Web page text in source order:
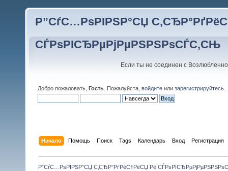
Р”СѓС…РѕРІРЅР°СЏ
СЃРѕРІСЂРµРјРµРЅРЅРѕСЃС‚СЊ
Если ты не соединен с
Добро пожаловать, Гость . Пожалуйста, войдите или зарегистрируйтесь
Начало Помощь Поиск Tags Календарь Вход Регистрация
Р”СѓС…РѕРІРЅР°СЏ С‚СЂР°РґРёС†РёСЏ Рё